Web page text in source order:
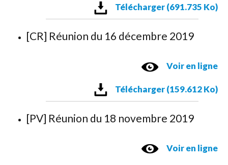
Télécharger (691.735 Ko)
[CR] Réunion du 16 décembre 2019
Voir en ligne
Télécharger (159.612 Ko)
[PV] Réunion du 18 novembre 2019
Voir en ligne